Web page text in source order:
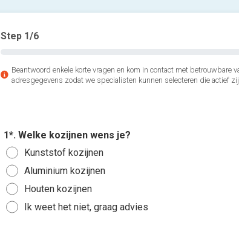
Step 1/6
Beantwoord enkele korte vragen en kom in contact met betrouwbare
adresgegevens zodat we specialisten kunnen selecteren die actief
1*. Welke kozijnen wens je?
Kunststof kozijnen
Aluminium kozijnen
Houten kozijnen
Ik weet het niet, graag advies